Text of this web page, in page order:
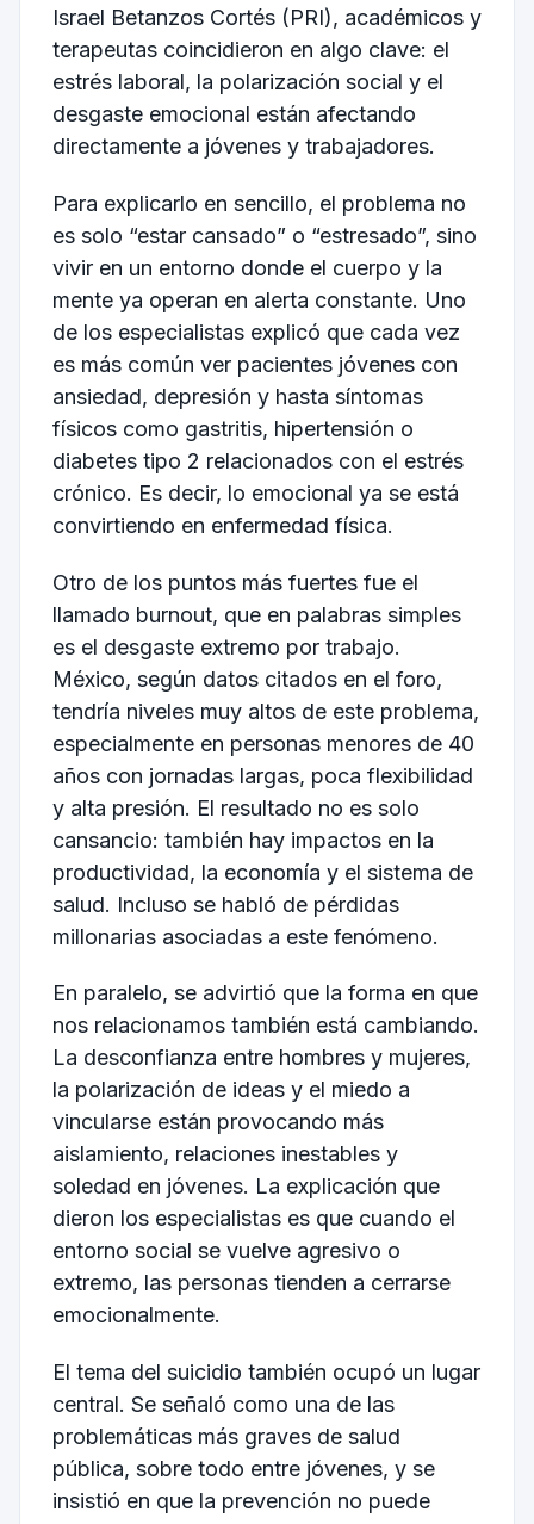
Israel Betanzos Cortés (PRI), académicos y
terapeutas coincidieron en algo clave: el
estrés laboral, la polarización social y el
desgaste emocional están afectando
directamente a jóvenes y trabajadores.
Para explicarlo en sencillo, el problema no
es solo “estar cansado” o “estresado”, sino
vivir en un entorno donde el cuerpo y la
mente ya operan en alerta constante. Uno
de los especialistas explicó que cada vez
es más común ver pacientes jóvenes con
ansiedad, depresión y hasta síntomas
físicos como gastritis, hipertensión o
diabetes tipo 2 relacionados con el estrés
crónico. Es decir, lo emocional ya se está
convirtiendo en enfermedad física.
Otro de los puntos más fuertes fue el
llamado burnout, que en palabras simples
es el desgaste extremo por trabajo.
México, según datos citados en el foro,
tendría niveles muy altos de este problema,
especialmente en personas menores de 40
años con jornadas largas, poca flexibilidad
y alta presión. El resultado no es solo
cansancio: también hay impactos en la
productividad, la economía y el sistema de
salud. Incluso se habló de pérdidas
millonarias asociadas a este fenómeno.
En paralelo, se advirtió que la forma en que
nos relacionamos también está cambiando.
La desconfianza entre hombres y mujeres,
la polarización de ideas y el miedo a
vincularse están provocando más
aislamiento, relaciones inestables y
soledad en jóvenes. La explicación que
dieron los especialistas es que cuando el
entorno social se vuelve agresivo o
extremo, las personas tienden a cerrarse
emocionalmente.
El tema del suicidio también ocupó un lugar
central. Se señaló como una de las
problemáticas más graves de salud
pública, sobre todo entre jóvenes, y se
insistió en que la prevención no puede